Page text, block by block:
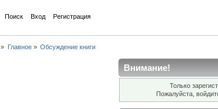
Поиск Вход Регистрация
» Главное» Обсуждение книги
Внимание!
Только
Пожалуйста,